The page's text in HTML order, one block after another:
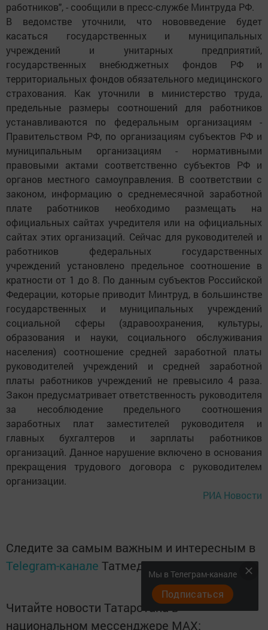
соотношений между среднемесячной заработной
платой руководителей, их заместителей, главных
бухгалтеров и среднемесячной заработной платой
работников", - сообщили в пресс-службе Минтруда РФ.
В ведомстве уточнили, что нововведение будет
касаться государственных и муниципальных
учреждений и унитарных предприятий,
государственных внебюджетных фондов РФ и
территориальных фондов обязательного медицинского
страхования. Как уточнили в министерство труда,
предельные размеры соотношений для работников
устанавливаются по федеральным организациям -
Правительством РФ, по организациям субъектов РФ и
муниципальным организациям - нормативными
правовыми актами соответственно субъектов РФ и
органов местного самоуправления. В соответствии с
законом, информацию о среднемесячной заработной
плате работников необходимо размещать на
официальных сайтах учредителя или на официальных
сайтах этих организаций. Сейчас для руководителей и
работников федеральных государственных
учреждений установлено предельное соотношение в
кратности от 1 до 8. По данным субъектов Российской
Федерации, которые приводит Минтруд, в большинстве
государственных и муниципальных учреждений
социальной сферы (здравоохранения, культуры,
образования и науки, социального обслуживания
населения) соотношение средней заработной платы
руководителей учреждений и средней заработной
платы работников учреждений не превысило 4 раза.
Закон предусматривает ответственность руководителя
за несоблюдение предельного соотношения
заработных плат заместителей руководителя и
главных бухгалтеров и зарплаты работников
организаций. Данное нарушение включено в основания
Следите за самым важным и интересным в
Telegram-канале Татмедиа
Мы в Телеграм-канале
Подписаться